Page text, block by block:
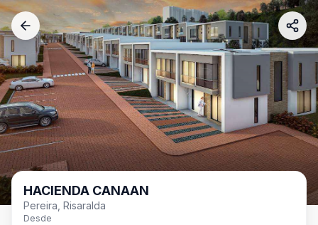
HACIENDA CANAAN
Pereira, Risaralda
Desde